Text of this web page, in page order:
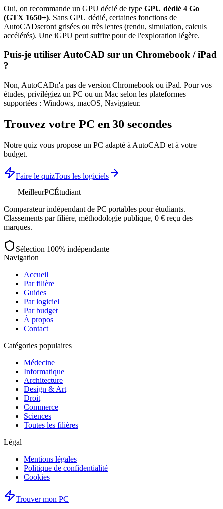
Oui, on recommande un GPU dédié de type GPU dédié 4 Go
(GTX 1650+). Sans GPU dédié, certaines fonctions de
AutoCADseront grisées ou très lentes (rendu, simulation, calculs
accélérés). Une iGPU peut suffire pour de l'exploration légère.
Puis-je utiliserAutoCAD sur un Chromebook / iPad
?
Non, AutoCADn'a pas de version Chromebook ou iPad. Pour vos
études, privilégiez un PC ou un Mac selon les plateformes
supportées : Windows, macOS, Navigateur.
Trouvez votre PC en 30 secondes
Notre quiz vous propose un PC adapté à AutoCAD et à votre
budget.
Faire le quizTous les logiciels
MeilleurPCÉtudiant
Comparateur indépendant de PC portables pour étudiants.
Classements par filière, méthodologie publique, 0 € reçu des
marques.
Sélection 100% indépendante
Navigation
Accueil
Par filière
Guides
Par logiciel
Par budget
À propos
Contact
Catégories populaires
Médecine
Informatique
Architecture
Design & Art
Droit
Commerce
Sciences
Toutes les filières
Légal
Mentions légales
Politique de confidentialité
Cookies
Trouver mon PC